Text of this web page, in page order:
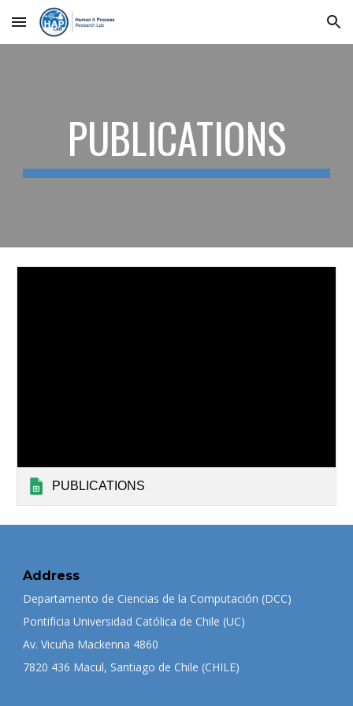
Skip to main content Skip to navigation
PUBLICATIONS
PUBLICATIONS
Address
Departamento de Ciencias de la Computación (DCC)
Pontificia Universidad Católica de Chile (UC)
Av. Vicuña Mackenna 4860
7820 436 Macul, Santiago de Chile (CHILE)